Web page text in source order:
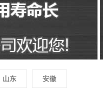
山东 安徽